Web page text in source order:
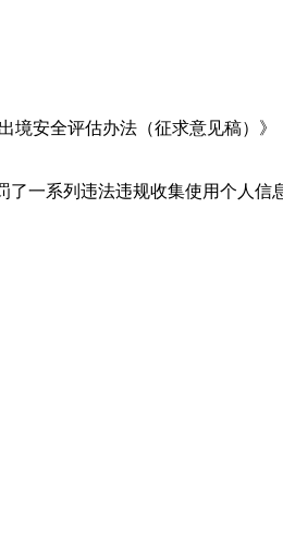
安全评估办法（征求意见稿）
一系列违法违规收集使用个人信